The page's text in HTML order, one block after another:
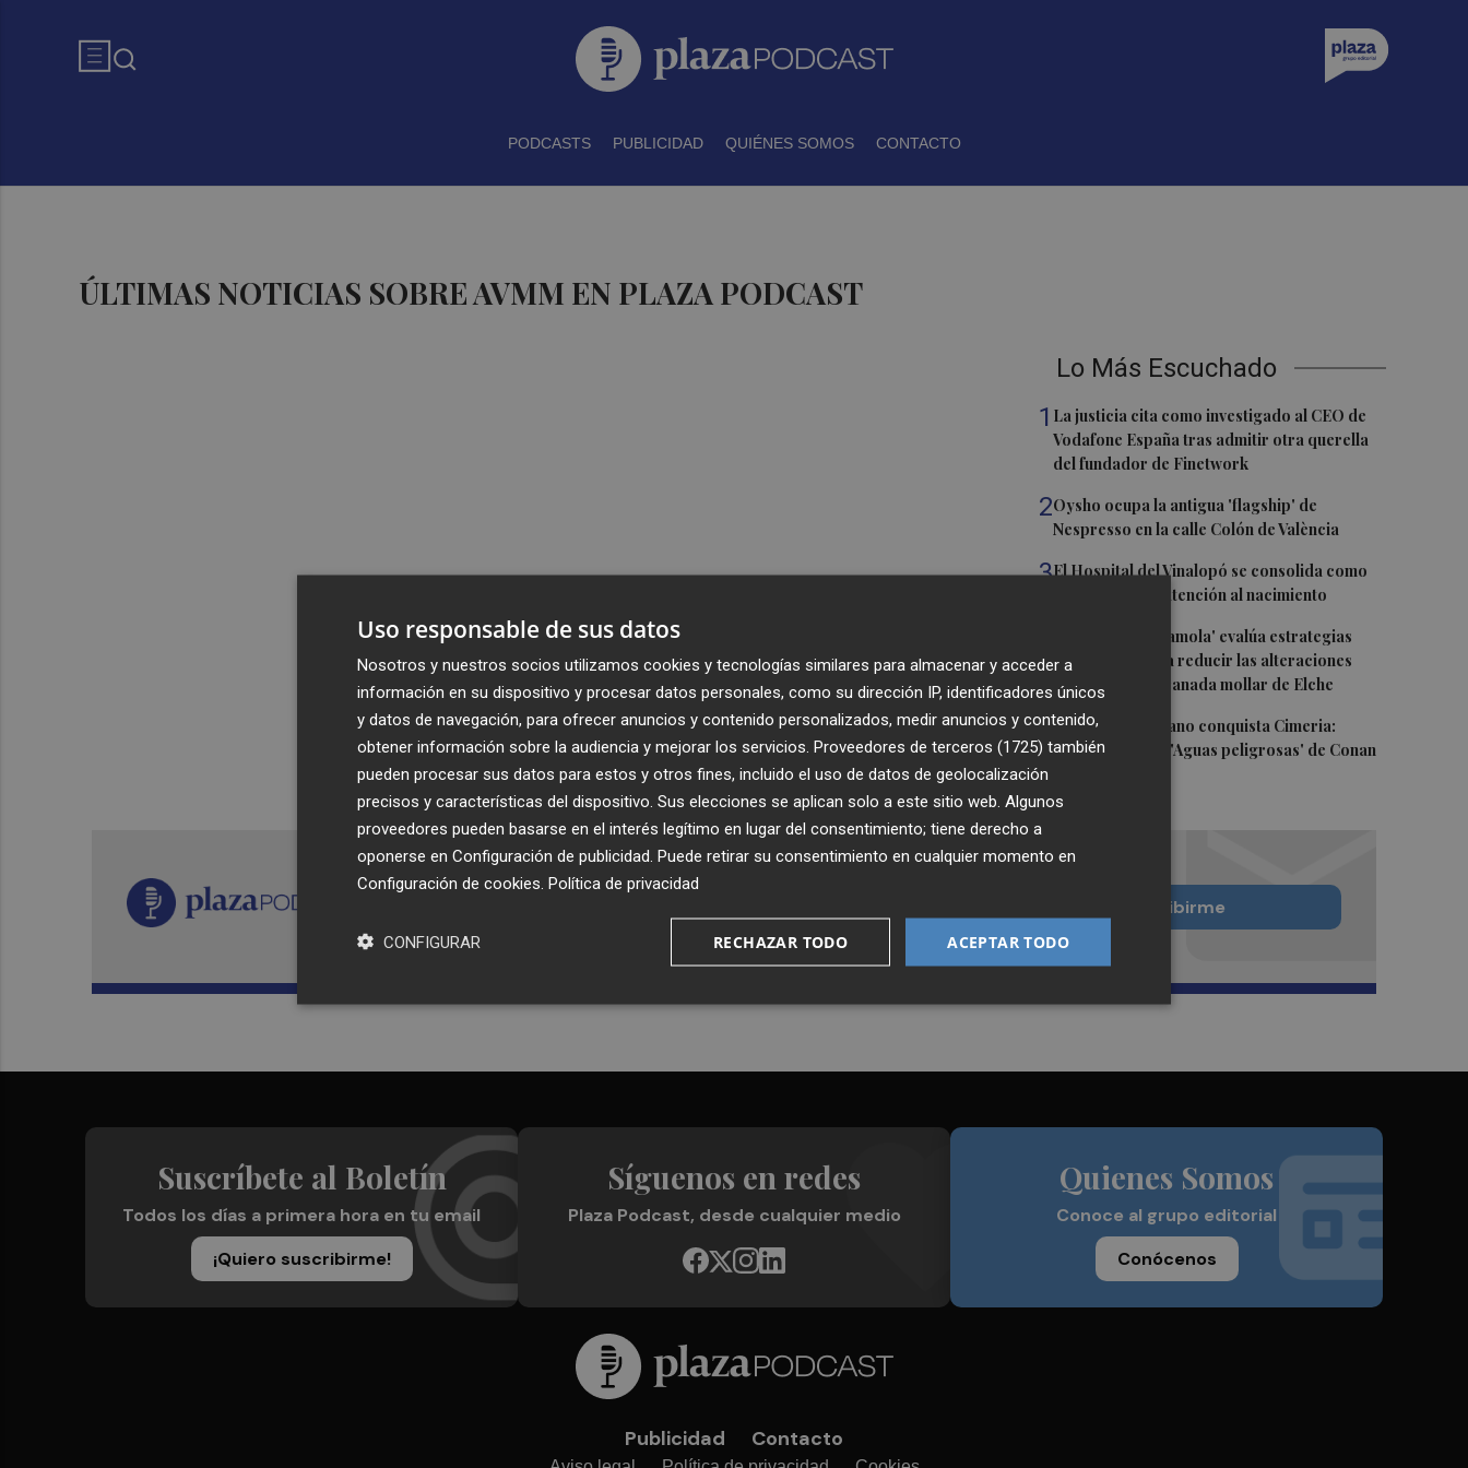
PODCASTS PUBLICIDAD QUIÉNES SOMOS CONTACTO
ÚLTIMAS NOTICIAS SOBRE AVMM EN PLAZA PODCAST
Lo Más Escuchado
1 La justicia cita como investigado al CEO de
Vodafone España tras admitir otra querella
del fundador de Finetwork
2Oysho ocupa la antigua 'flagship' de
Nespresso en la calle Colón de València
3El Hospital del Vinalopó se consolida como
referente en la atención al nacimiento
El proyecto 'Gramola' evalúa estrategias
sostenibles para reducir las alteraciones
internas de la granada mollar de Elche
5El talento murciano conquista Cimeria:
Dagnino ilustra 'Aguas peligrosas' de Conan
Recibe toda la actualidad de
Plaza Podcast en tu correo
Quiero suscribirme
Suscríbete al Boletín
Todos los días a primera hora en tu email
¡Quiero suscribirme!
Síguenos en redes
Plaza Podcast, desde cualquier medio
Quienes Somos
Conoce al grupo editorial
Conócenos
Publicidad Contacto
Uso responsable de sus datos
Nosotros y nuestros socios utilizamos cookies y tecnologías similares para almacenar y acceder a
información en su dispositivo y procesar datos personales, como su dirección IP, identificadores únicos
y datos de navegación, para ofrecer anuncios y contenido personalizados, medir anuncios y contenido,
obtener información sobre la audiencia y mejorar los servicios. Proveedores de terceros (1725) también
pueden procesar sus datos para estos y otros fines, incluido el uso de datos de geolocalización
precisos y características del dispositivo. Sus elecciones se aplican solo a este sitio web. Algunos
proveedores pueden basarse en el interés legítimo en lugar del consentimiento; tiene derecho a
oponerse en Configuración de publicidad . Puede retirar su consentimiento en cualquier momento en
Configuración de cookies Política de privacidad
ACEPTAR TODO
RECHAZAR TODO
CONFIGURAR